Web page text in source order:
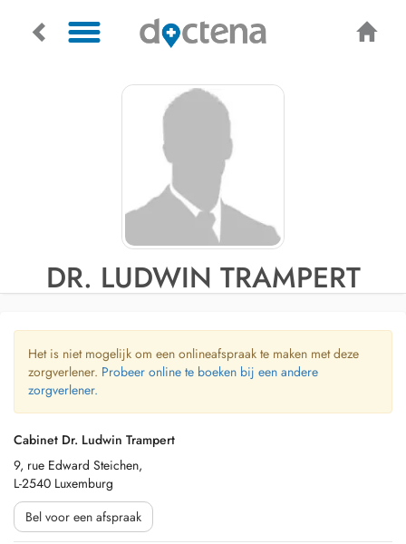
DR. LUDWIN TRAMPERT
Het is niet mogelijk om een onlineafspraak te maken met deze
zorgverlener. Probeer online te boeken bij een andere
zorgverlener.
Cabinet Dr. Ludwin Trampert
9, rue Edward Steichen,
L-2540 Luxemburg
Bel voor een afspraak